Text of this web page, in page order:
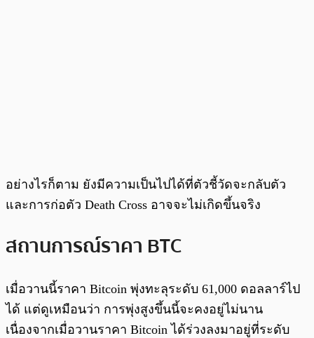
อย่างไรก็ตาม ยังมีความเป็นไปได้ที่ตัวชี้วัดจะกลับตัว
และการก่อตัว Death Cross อาจจะไม่เกิดขึ้นจริง
สถานการณ์ราคา BTC
เมื่อวานนี้ราคา Bitcoin พุ่งทะลุระดับ 61,000 ดอลลาร์ไป
ได้ แต่ดูเหมือนว่า การพุ่งสูงขึ้นนี้จะคงอยู่ไม่นาน
เนื่องจากเมื่อวานราคา Bitcoin ได้ร่วงลงมาอยู่ที่ระดับ